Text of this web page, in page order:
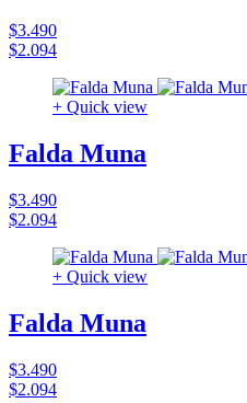
$3.490
$2.094
+ Quick view
Falda Muna
$3.490
$2.094
+ Quick view
Falda Muna
$3.490
$2.094